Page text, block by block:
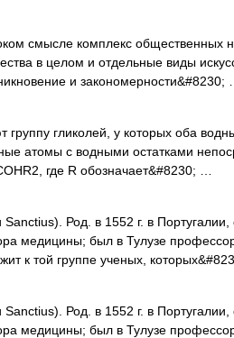
смысле комплекс общественных
в целом и отдельные виды
и закономерности&#8230; …
гликолей, у которых оба
атомы с водными остатками
где R обозначает&#8230; …
Род. в 1552 г. в Португалии,
медицины; был в Тулузе
к той группе ученых,
Род. в 1552 г. в Португалии,
медицины; был в Тулузе